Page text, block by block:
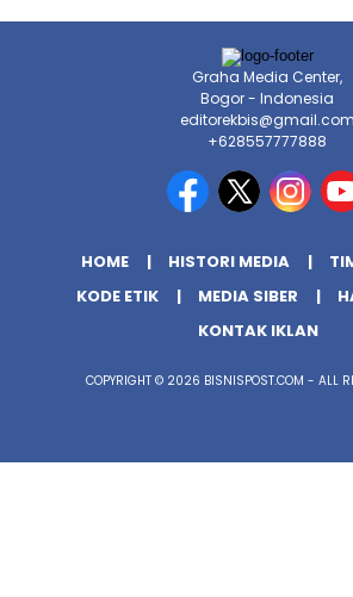
Graha Media Center,
Bogor - Indonesia
editorekbis@gmail.com
+628557777888
HOME HISTORI MEDIA
KODE ETIK
MEDIA SIBER
KONTAK IKLAN
COPYRIGHT © 2026 BISNISPOST.COM - ALL